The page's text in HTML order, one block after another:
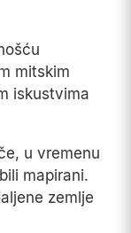
mitskim
iskustvima
u vremenu
mapirani.
zemlje